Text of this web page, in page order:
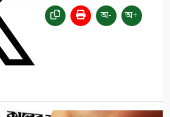
অ- অ+